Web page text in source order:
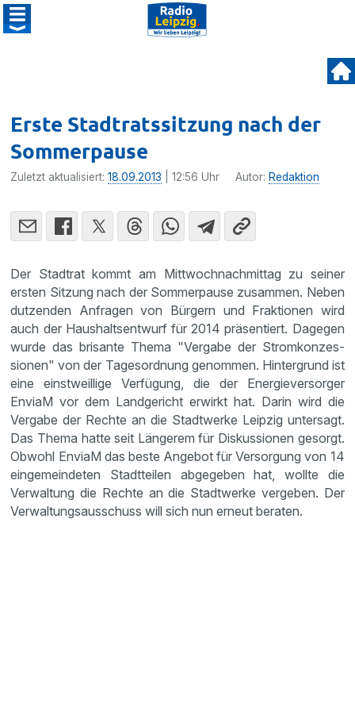
Erste Stadtratssitzung nach der
Sommerpause
Zuletzt aktualisiert:18.09.2013 | 12:56 Uhr Autor: Redaktion
Der Stadtrat kommt am Mittwoch­nach­mittag zu seiner
ersten Sitzung nach der Sommer­pause zusammen. Neben
dutzenden Anfragen von Bürgern und Fraktionen wird
auch der Haushalts­ent­wurf für 2014 präsen­tiert. Dagegen
wurde das brisante Thema "Vergabe der Strom­kon­zes­
sionen" von der Tages­ord­nung genommen. Hinter­grund ist
eine einst­weil­lige Verfü­gung, die der Energie­ver­sorger
EnviaM vor dem Landge­richt erwirkt hat. Darin wird die
Vergabe der Rechte an die Stadt­werke Leipzig unter­sagt.
Das Thema hatte seit Längerem für Diskus­sionen gesorgt.
Obwohl EnviaM das beste Angebot für Versor­gung von 14
einge­mein­deten Stadt­teilen abgegeben hat, wollte die
Verwal­tung die Rechte an die Stadt­werke vergeben. Der
Verwal­tungs­aus­schuss will sich nun erneut beraten.